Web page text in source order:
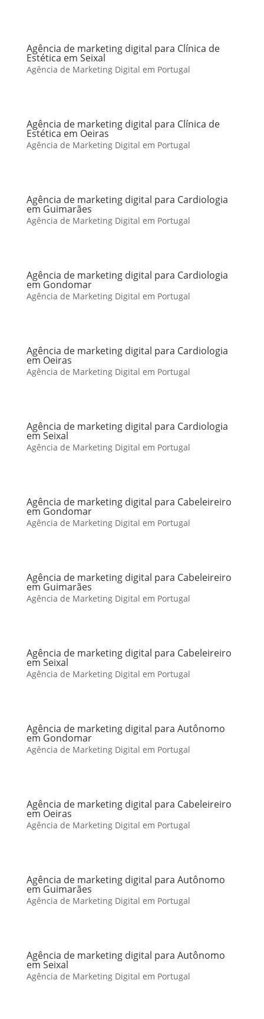
Agência de marketing digital para Clínica de
Estética em Seixal
Agência de Marketing Digital em Portugal
Agência de marketing digital para Clínica de
Estética em Oeiras
Agência de Marketing Digital em Portugal
Agência de marketing digital para Cardiologia
em Guimarães
Agência de Marketing Digital em Portugal
Agência de marketing digital para Cardiologia
em Gondomar
Agência de Marketing Digital em Portugal
Agência de marketing digital para Cardiologia
em Oeiras
Agência de Marketing Digital em Portugal
Agência de marketing digital para Cardiologia
em Seixal
Agência de Marketing Digital em Portugal
Agência de marketing digital para Cabeleireiro
em Gondomar
Agência de Marketing Digital em Portugal
Agência de marketing digital para Cabeleireiro
em Guimarães
Agência de Marketing Digital em Portugal
Agência de marketing digital para Cabeleireiro
em Seixal
Agência de Marketing Digital em Portugal
Agência de marketing digital para Autônomo
em Gondomar
Agência de Marketing Digital em Portugal
Agência de marketing digital para Cabeleireiro
em Oeiras
Agência de Marketing Digital em Portugal
Agência de marketing digital para Autônomo
em Guimarães
Agência de Marketing Digital em Portugal
Agência de marketing digital para Autônomo
em Seixal
Agência de Marketing Digital em Portugal